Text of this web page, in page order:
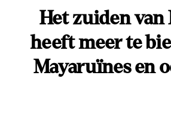
Het zuiden van
heeft meer te
Mayaruïnes en